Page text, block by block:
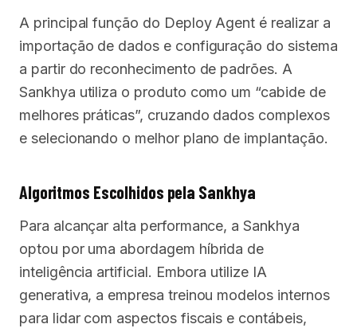
A principal função do Deploy Agent é realizar a
importação de dados e configuração do sistema
a partir do reconhecimento de padrões. A
Sankhya utiliza o produto como um “cabide de
melhores práticas”, cruzando dados complexos
e selecionando o melhor plano de implantação.
Algoritmos Escolhidos pela Sankhya
Para alcançar alta performance, a Sankhya
optou por uma abordagem híbrida de
inteligência artificial. Embora utilize IA
generativa, a empresa treinou modelos internos
para lidar com aspectos fiscais e contábeis,